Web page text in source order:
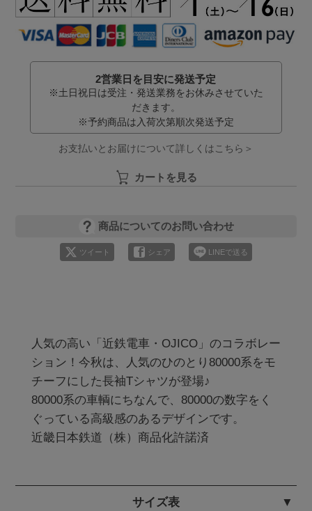
2営業日を目安に発送予定
※土日祝日は受注・発送業務をお休みさせていた
だきます。
※予約商品は入荷次第順次発送予定
お支払いとお届けについて詳しくはこちら＞
カートを見る
商品についてのお問い合わせ
ツイート シェア LINEで送る
人気の高い「近鉄電車・OJICO」のコラボレー
ション！今秋は、人気のひのとり80000系をモ
チーフにした長袖Tシャツが登場♪
80000系の車輌にちなんで、80000の数字をく
ぐっている高級感のあるデザインです。
近畿日本鉄道（株）商品化許諾済
サイズ表